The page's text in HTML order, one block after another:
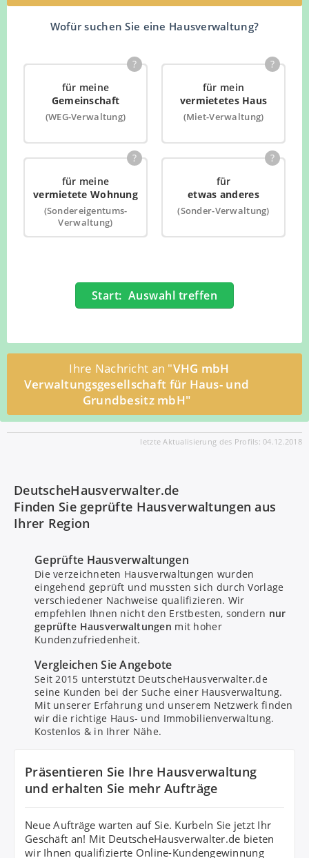
Wofür suchen Sie eine Hausverwaltung?
für meine
Gemeinschaft
(WEG-Verwaltung)
?
für mein
vermietetes Haus
(Miet-Verwaltung)
?
für meine
vermietete Wohnung
(Sondereigentums-
Verwaltung)
?
für
etwas anderes
(Sonder-Verwaltung)
?
Start: Auswahl treffen
Ihre Nachricht an "VHG mbH
Verwaltungsgesellschaft für Haus- und
Grundbesitz mbH"
Nachricht senden
Mit Absenden stimmen Sie dem
letzte Aktualisierung des Profils: 04.12.2018
DeutscheHausverwalter.de
Finden Sie geprüfte Hausverwaltungen aus
Ihrer Region
Geprüfte Hausverwaltungen
Die verzeichneten Hausverwaltungen wurden
eingehend geprüft und mussten sich durch Vorlage
verschiedener Nachweise qualifizieren. Wir
empfehlen Ihnen nicht den Erstbesten, sondern nur
geprüfte Hausverwaltungen mit hoher
Kundenzufriedenheit.
Vergleichen Sie Angebote
Seit 2015 unterstützt DeutscheHausverwalter.de
seine Kunden bei der Suche einer Hausverwaltung.
Mit unserer Erfahrung und unserem Netzwerk finden
wir die richtige Haus- und Immobilienverwaltung.
Kostenlos & in Ihrer Nähe.
Präsentieren Sie Ihre Hausverwaltung
und erhalten Sie mehr Aufträge
Neue Aufträge warten auf Sie. Kurbeln Sie jetzt Ihr
Geschäft an! Mit DeutscheHausverwalter.de bieten
wir Ihnen qualifizierte Online-Kundengewinnung